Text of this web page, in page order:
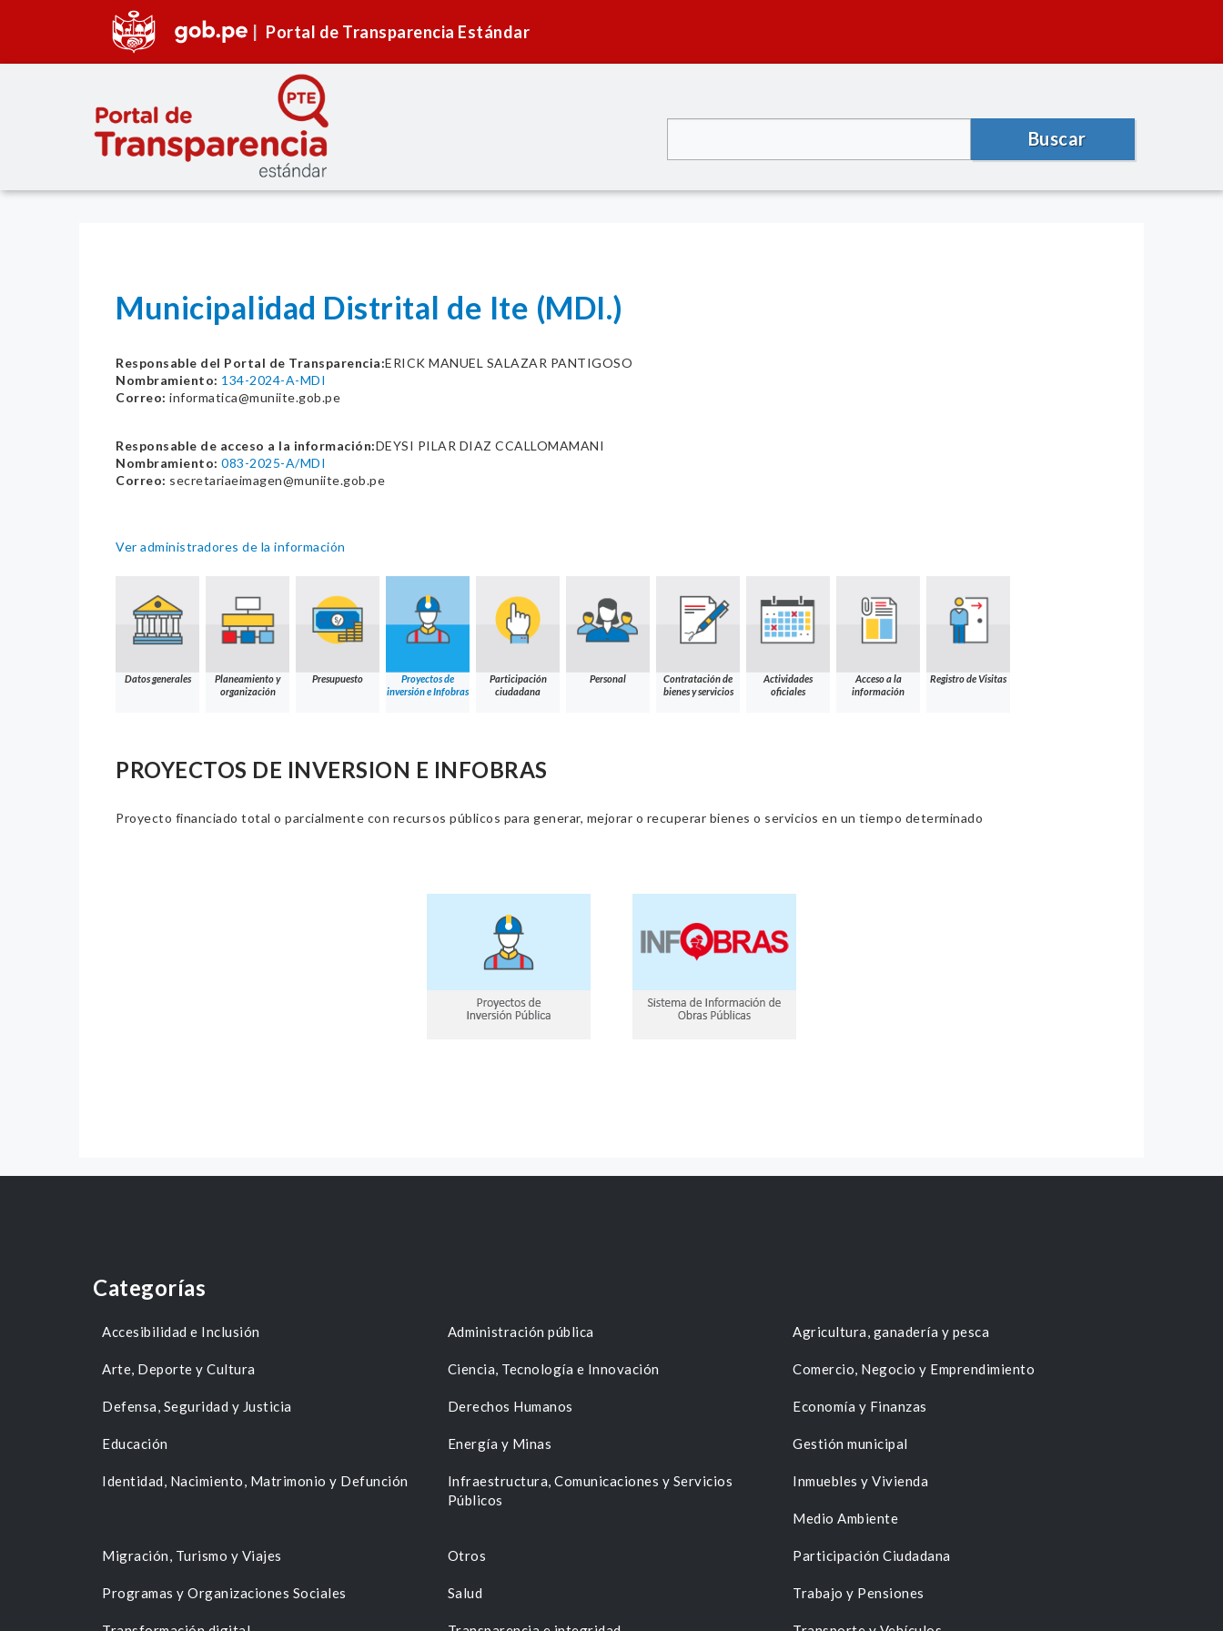
Portal de Transparencia Estándar
Buscar
Municipalidad Distrital de Ite (MDI.)
Responsable del Portal de Transparencia:ERICK MANUEL SALAZAR PANTIGOSO
Nombramiento: 134-2024-A-MDI
Correo: informatica@muniite.gob.pe
Responsable de acceso a la información:DEYSI PILAR DIAZ CCALLOMAMANI
Nombramiento: 083-2025-A/MDI
Correo: secretariaeimagen@muniite.gob.pe
Ver administradores de la información
Datos generales
Planeamiento y
organización
Presupuesto
Proyectos de
inversión e Infobras
Participación
ciudadana
Personal
Contratación de
bienes y servicios
Actividades
oficiales
Acceso a la
información
Registro de Visitas
PROYECTOS DE INVERSION E INFOBRAS
Proyecto financiado total o parcialmente con recursos públicos para generar, mejorar o recuperar bienes o servicios en un tiempo determinado
Categorías
Accesibilidad e Inclusión Administración pública Agricultura, ganadería y pesca
Arte, Deporte y Cultura Ciencia, Tecnología e Innovación Comercio, Negocio y Emprendimiento
Defensa, Seguridad y Justicia Derechos Humanos Economía y Finanzas
Educación Energía y Minas Gestión municipal
Identidad, Nacimiento, Matrimonio y Defunción
Infraestructura, Comunicaciones y Servicios
Públicos
Inmuebles y Vivienda
Medio Ambiente
Migración, Turismo y Viajes Otros Participación Ciudadana
Programas y Organizaciones Sociales Salud Trabajo y Pensiones